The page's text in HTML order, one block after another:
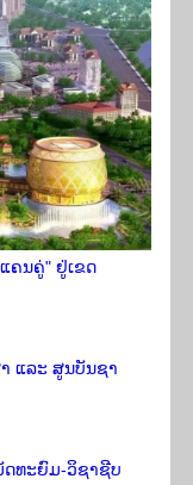
ຄນຄູ່" ຢູ່ເຂດ
ແລະ ສູນບັນຊາ
ດທະຍົມ-ວິຊາຊີບ